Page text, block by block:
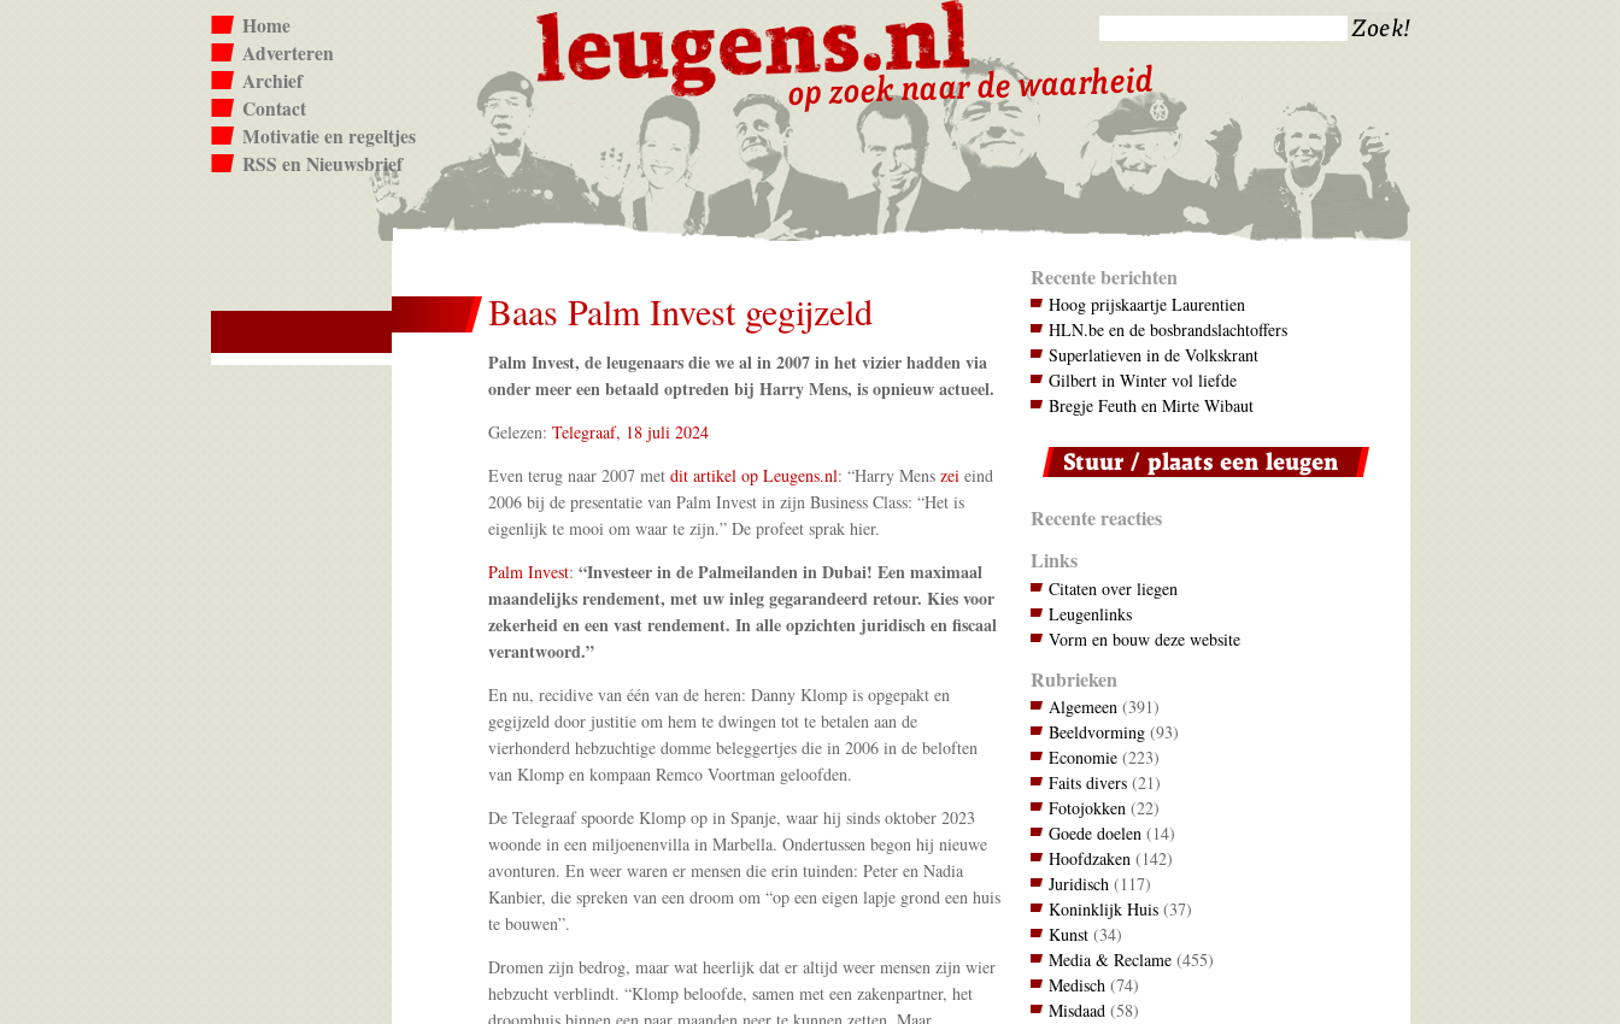
Home
Adverteren
Archief
Contact
Motivatie en regeltjes
RSS en Nieuwsbrief
Baas Palm Invest gegijzeld
Palm Invest, de leugenaars die we al in 2007 in het vizier hadden via
onder meer een betaald optreden bij Harry Mens, is opnieuw actueel.
Gelezen: Telegraaf, 18 juli 2024
Even terug naar 2007 met dit artikel op Leugens.nl: “Harry Mens zeieind
2006 bij de presentatie van Palm Invest in zijn Business Class: “Het is
eigenlijk te mooi om waar te zijn.” De profeet sprak hier.
Palm Invest: “Investeer in de Palmeilanden in Dubai! Een maximaal
maandelijks rendement, met uw inleg gegarandeerd retour. Kies voor
zekerheid en een vast rendement. In alle opzichten juridisch en fiscaal
verantwoord.”
En nu, recidive van één van de heren: Danny Klomp is opgepakt en
gegijzeld door justitie om hem te dwingen tot te betalen aan de
vierhonderd hebzuchtige domme beleggertjes die in 2006 in de beloften
van Klomp en kompaan Remco Voortman geloofden.
De Telegraaf spoorde Klomp op in Spanje, waar hij sinds oktober 2023
woonde in een miljoenenvilla in Marbella. Ondertussen begon hij nieuwe
avonturen. En weer waren er mensen die erin tuinden: Peter en Nadia
Kanbier, die spreken van een droom om “op een eigen lapje grond een huis
te bouwen”.
Dromen zijn bedrog, maar wat heerlijk dat er altijd weer mensen zijn wier
hebzucht verblindt. “Klomp beloofde, samen met een zakenpartner, het
Recente berichten
Hoog prijskaartje Laurentien
HLN.be en de bosbrandslachtoffers
Superlatieven in de Volkskrant
Gilbert in Winter vol liefde
Bregje Feuth en Mirte Wibaut
Recente reacties
Links
Citaten over liegen
Leugenlinks
Vorm en bouw deze website
Rubrieken
Algemeen(391)
Beeldvorming(93)
Economie(223)
Faits divers(21)
Fotojokken(22)
Goede doelen(14)
Hoofdzaken(142)
Juridisch(117)
Koninklijk Huis(37)
Kunst(34)
Media & Reclame(455)
Medisch(74)
Misdaad(58)